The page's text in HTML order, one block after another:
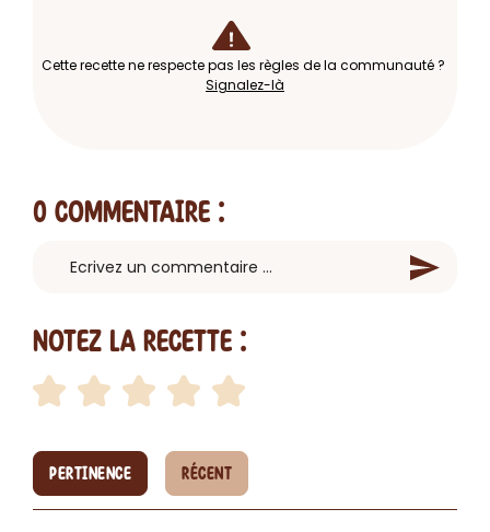
Cette recette ne respecte pas les règles de la communauté ?
Signalez-là
0 Commentaire :
Notez la recette :
PERTINENCE RÉCENT